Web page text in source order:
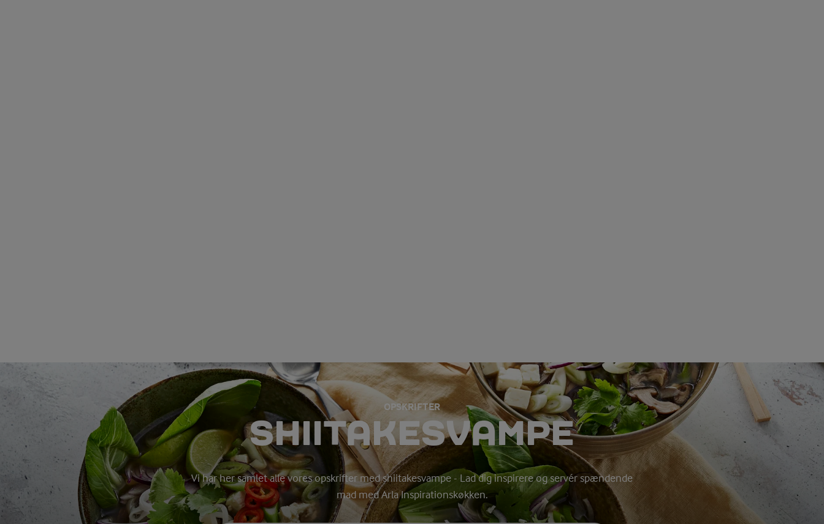
OPSKRIFTER
SHIITAKESVAMPE
Vi har her samlet alle vores opskrifter med shiitakesvampe - Lad dig inspirere og servér spændende
mad med Arla Inspirationskøkken.